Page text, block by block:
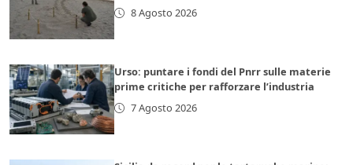
8 Agosto 2026
Urso: puntare i fondi del Pnrr sulle materie
prime critiche per rafforzare l’industria
7 Agosto 2026